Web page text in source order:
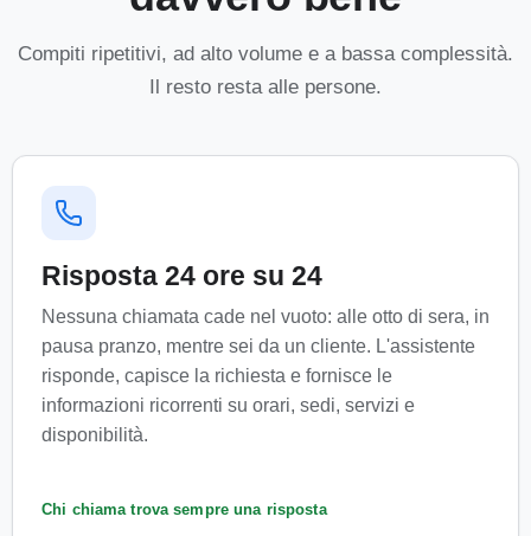
Compiti ripetitivi, ad alto volume e a bassa complessità.
Il resto resta alle persone.
Risposta 24 ore su 24
Nessuna chiamata cade nel vuoto: alle otto di sera, in
pausa pranzo, mentre sei da un cliente. L'assistente
risponde, capisce la richiesta e fornisce le
informazioni ricorrenti su orari, sedi, servizi e
disponibilità.
Chi chiama trova sempre una risposta